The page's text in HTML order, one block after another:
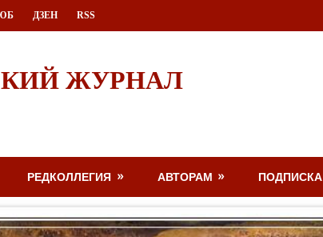
ДЗЕН RSS
ЖУРНАЛ
РЕДКОЛЛЕГИЯ АВТОРАМ ПОДПИСКА